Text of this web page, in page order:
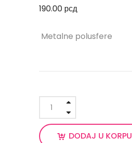
190.00 рсд
Metalne polusfere
DODAJ U KORPU